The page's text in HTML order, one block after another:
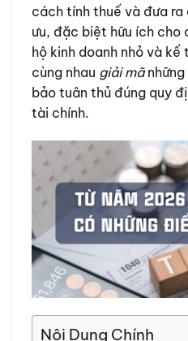
cách tính thuế và đưa
ưu, đặc biệt hữu ích cho
hộ kinh doanh nhỏ và
cùng nhau giải mãnhững
bảo tuân thủ đúng quy
tài chính.
Nội Dung Chính